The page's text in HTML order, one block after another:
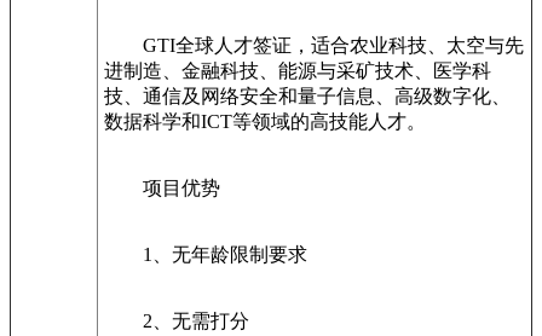
GTI全球人才签证，适合农业科技、太空与先
进制造、金融科技、能源与采矿技术、医学科
技、通信及网络安全和量子信息、高级数字化、
数据科学和ICT等领域的高技能人才。
项目优势
1、无年龄限制要求
2、无需打分